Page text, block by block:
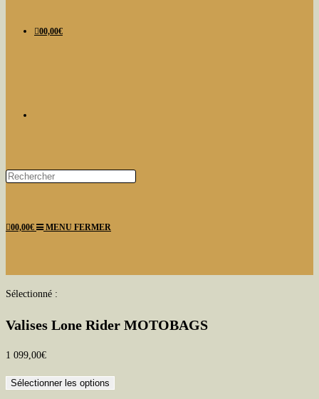
00,00€
00,00€ MENU FERMER
Sélectionné :
Valises Lone Rider MOTOBAGS
1 099,00€
Sélectionner les options